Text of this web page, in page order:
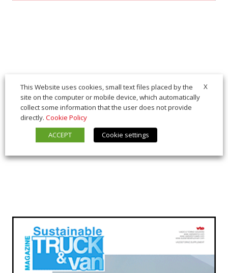
X
This Website uses cookies, small text files placed by the
site on the computer or mobile device, which automatically
collect some information that the user does not provide
directly. Cookie Policy
ACCEPT
Cookie settings